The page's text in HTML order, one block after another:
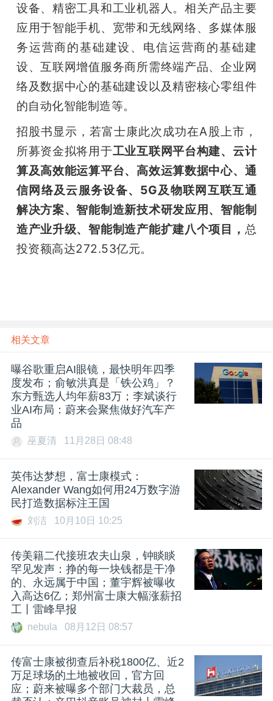
设备、精密工具和工业机器人。相关产品主要
应用于智能手机、宽带和无线网络、多媒体服
务运营商的基础建设、电信运营商的基础建
设、互联网增值服务商所需终端产品、企业网
络及数据中心的基础建设以及精密核心零组件
的自动化智能制造等。
招股书显示，若富士康此次成功在A股上市，
所募资金拟将用于工业互联网平台构建、云计
算及高效能运算平台、高效运算数据中心、通
信网络及云服务设备、5G及物联网互联互通
解决方案、智能制造新技术研发应用、智能制
造产业升级、智能制造产能扩建八个项目， 总
投资额高达272.53亿元。
相关文章
曝谷歌重启AI眼镜，最快明年四季
度发布；俞敏洪真是「铁公鸡」？
东方甄选人均年薪83万；李斌谈行
业AI布局：蔚来会聚焦做好汽车产
品
巫夏清 11月28日 08:48
英伟达梦想，富士康模式：
Alexander Wang如何用24万数字游
民打造数据标注王国
刘洁 10月10日 10:25
传美籍二代接班农夫山泉，钟睒睒
罕见发声：挣的每一块钱都是干净
的、永远属于中国；董宇辉被曝收
入高达6亿；郑州富士康大幅涨薪招
工丨雷峰早报
nebula 08月12日 08:57
传富士康被彻查后补税1800亿、近2
万足球场的土地被收回，官方回
应；蔚来被曝多个部门大裁员，总